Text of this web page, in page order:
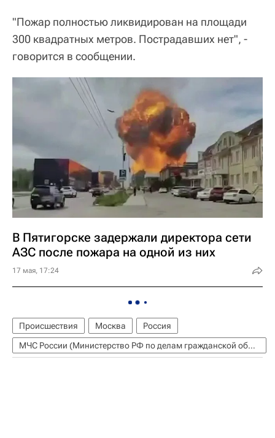
"Пожар полностью ликвидирован на площади
300 квадратных метров. Пострадавших нет", -
говорится в сообщении.
В Пятигорске задержали директора сети
АЗС после пожара на одной из них
17 мая, 17:24
Происшествия Москва
Россия
МЧС России (Министерство РФ по делам гражданской обороны, чрезвычайным ситуациям и ликвидации последствий стихийных бедствий)